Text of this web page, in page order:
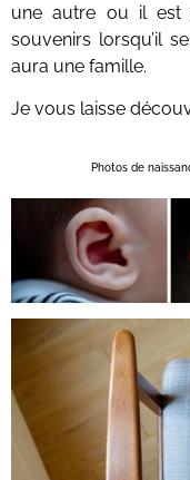
une autre ou il est
souvenirs lorsqu’il
aura une famille.
Je vous laisse
Photos de